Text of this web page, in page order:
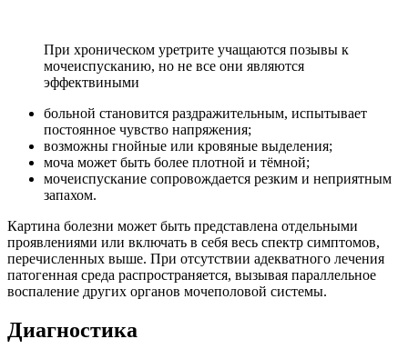
При хроническом уретрите учащаются позывы к
мочеиспусканию, но не все они являются
эффектвиными
больной становится раздражительным, испытывает
постоянное чувство напряжения;
возможны гнойные или кровяные выделения;
моча может быть более плотной и тёмной;
мочеиспускание сопровождается резким и неприятным
запахом.
Картина болезни может быть представлена отдельными
проявлениями или включать в себя весь спектр симптомов,
перечисленных выше. При отсутствии адекватного лечения
патогенная среда распространяется, вызывая параллельное
воспаление других органов мочеполовой системы.
Диагностика